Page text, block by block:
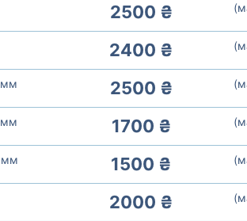
2500 ₴
2400 ₴
мм 2500 ₴
мм 1700 ₴
мм 1500 ₴
2000 ₴